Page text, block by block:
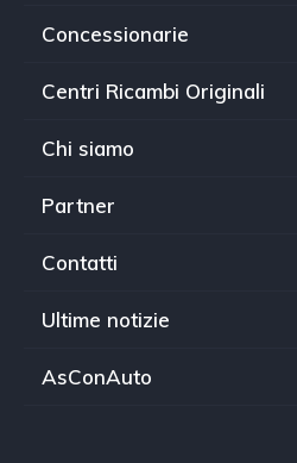
Concessionarie
Centri Ricambi Originali
Chi siamo
Partner
Contatti
Ultime notizie
AsConAuto